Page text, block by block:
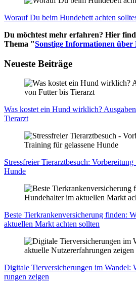
Wor­auf Du beim Hun­de­bett ach­ten
Du möchtest mehr erfahren? Hier
Thema "Sonstige Informationen über
Neueste Beiträge
Was kos­tet ein Hund wirk­lich?
Tier­arzt
Stress­frei­er Tier­arzt­be­such:
Hun­de
Bes­te Tier­kran­ken­ver­si­che­rung fin­den:
aktu­el­len Markt ach­ten soll­ten
Digi­ta­le Tier­ver­si­che­run­gen im Wan­del:
run­gen zei­gen